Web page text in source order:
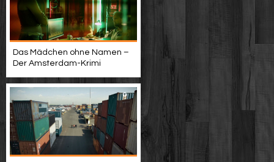
Das Mädchen ohne Namen –
Der Amsterdam-Krimi